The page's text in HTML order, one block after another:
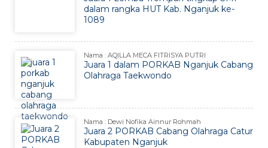
dalam rangka HUT Kab. Nganjuk ke-
1089
Nama : AQILLA MECA FITRISYA PUTRI
Juara 1 dalam PORKAB Nganjuk Cabang
Olahraga Taekwondo
Nama : Dewi Nofika Ainnur Rohmah
Juara 2 PORKAB Cabang Olahraga Catur
Kabupaten Nganjuk